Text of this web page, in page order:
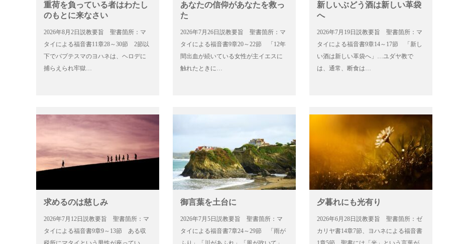
重荷を負っている者はわたし
のもとに来なさい
2026年8月2日説教要旨 聖書箇所：マ
タイによる福音書11章28～30節 2節以
下でバプテスマのヨハネは、ヘロデに
捕らえられ牢獄…
あなたの信仰があなたを救っ
た
2026年7月26日説教要旨 聖書箇所：マ
タイによる福音書9章20～22節 「12年
間出血が続いている女性が主イエスに
触れたときに…
新しいぶどう酒は新しい革袋
へ
2026年7月19日説教要旨 聖書箇所：マ
タイによる福音書9章14～17節 「新し
い酒は新しい革袋へ」…ユダヤ教で
は、通常、断食は…
求めるのは慈しみ
2026年7月12日説教要旨 聖書箇所：マ
タイによる福音書9章9～13節 ある収
御言葉を土台に
2026年7月5日説教要旨 聖書箇所：マ
タイによる福音書7章24～29節 「雨が
夕暮れにも光有り
2026年6月28日説教要旨 聖書箇所：ゼ
カリヤ書14章7節、ヨハネによる福音書